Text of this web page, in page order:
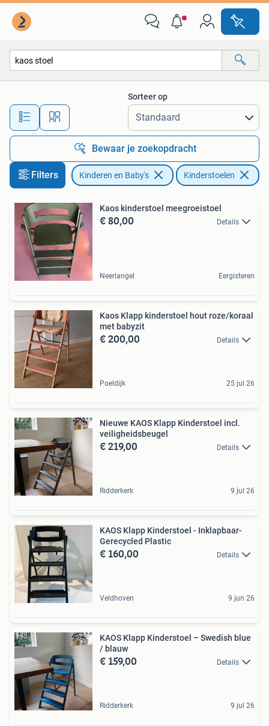
Alle afstanden…
Sorteer op
Bewaar je zoekopdracht
Filters Kinderen en Baby's Kinderstoelen
Kaos kinderstoel meegroeistoel
€ 80,00 Details
Neerlangel Eergisteren
Kaos Klapp kinderstoel hout roze/koraal
met babyzit
€ 200,00 Details
Poeldijk 25 jul 26
Nieuwe KAOS Klapp Kinderstoel incl.
veiligheidsbeugel
€ 219,00 Details
Ridderkerk 9 jul 26
KAOS Klapp Kinderstoel - Inklapbaar-
Gerecycled Plastic
€ 160,00 Details
Veldhoven 9 jun 26
KAOS Klapp Kinderstoel – Swedish blue
/ blauw
€ 159,00 Details
Ridderkerk 9 jul 26